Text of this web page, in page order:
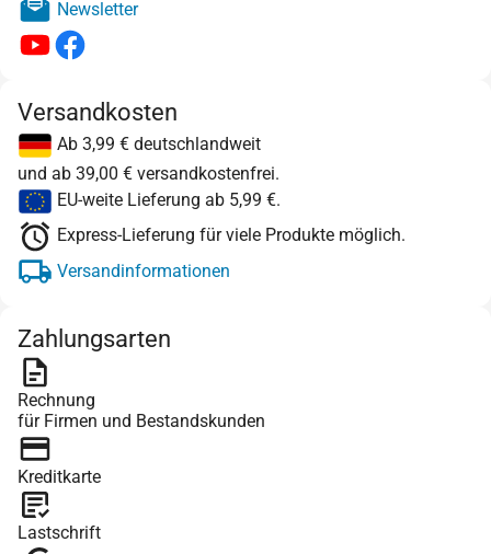
Newsletter
Versandkosten
Ab 3,99 € deutschlandweit
und ab 39,00 € versandkostenfrei.
EU-weite Lieferung ab 5,99 €.
Express-Lieferung für viele Produkte möglich.
Versandinformationen
Zahlungsarten
Rechnung
für Firmen und Bestandskunden
Kreditkarte
Lastschrift